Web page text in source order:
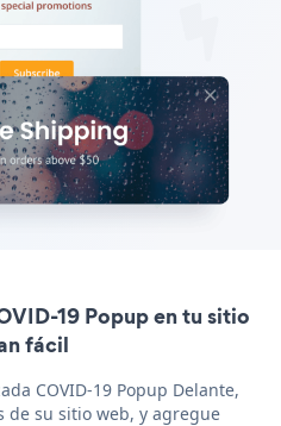
19 Popup en tu sitio
fácil
COVID-19 Popup Delante,
de su sitio web, y agregue